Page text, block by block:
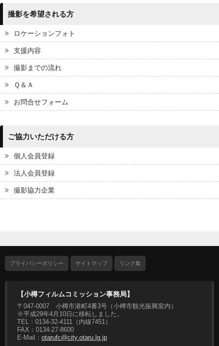
撮影を希望される方
ロケーションフォト
支援内容
撮影までの流れ
Ｑ＆Ａ
お問合せフォーム
ご協力いただける方
個人会員登録
法人会員登録
撮影協力企業
プライバシーポリシー サイトマップ リンク集
【小樽フィルムコミッション事務局】
〒047-0007 小樽市港町4番3号（小樽市観光振興室内）
※平成29年4月10日に移転しました。
TEL：0134-32-4111（内線7451）
FAX：0134-27-8600
E-Mail： otarufc@city.otaru.lg.jp